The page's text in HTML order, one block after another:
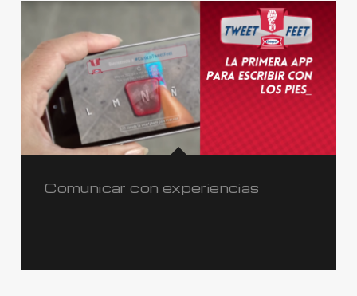
Comunicar con experiencias